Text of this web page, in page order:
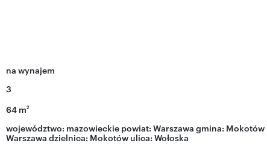
na wynajem
3
64 m2
województwo: mazowieckie powiat: Warszawa gmina: Mokotów
Warszawa dzielnica: Mokotów ulica: Wołoska